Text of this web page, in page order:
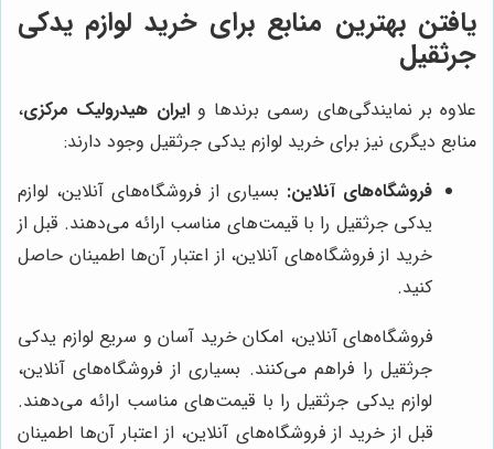
یافتن بهترین منابع برای خرید لوازم یدکی
جرثقیل
علاوه بر نمایندگی‌های رسمی برندها وایران هیدرولیک مرکزی،
منابع دیگری نیز برای خرید لوازم یدکی جرثقیل وجود دارند:
فروشگاه‌های آنلاین: بسیاری از فروشگاه‌های آنلاین، لوازم
یدکی جرثقیل را با قیمت‌های مناسب ارائه می‌دهند. قبل از
خرید از فروشگاه‌های آنلاین، از اعتبار آن‌ها اطمینان حاصل
کنید.
فروشگاه‌های آنلاین، امکان خرید آسان و سریع لوازم یدکی
جرثقیل را فراهم می‌کنند. بسیاری از فروشگاه‌های آنلاین،
لوازم یدکی جرثقیل را با قیمت‌های مناسب ارائه می‌دهند.
قبل از خرید از فروشگاه‌های آنلاین، از اعتبار آن‌ها اطمینان